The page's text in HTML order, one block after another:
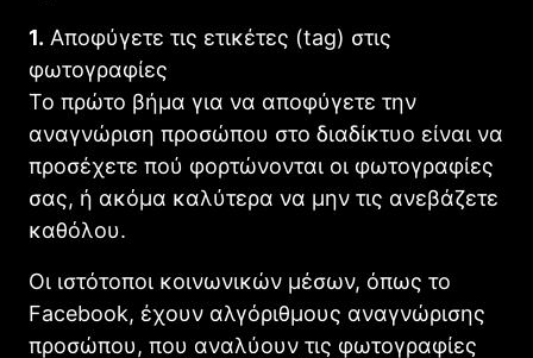
1. Αποφύγετε τις ετικέτες (tag) στις
φωτογραφίες
Το πρώτο βήμα για να αποφύγετε την
αναγνώριση προσώπου στο διαδίκτυο είναι να
προσέχετε πού φορτώνονται οι φωτογραφίες
σας, ή ακόμα καλύτερα να μην τις ανεβάζετε
καθόλου.
Οι ιστότοποι κοινωνικών μέσων, όπως το
Facebook, έχουν αλγόριθμους αναγνώρισης
προσώπου, που αναλύουν τις φωτογραφίες